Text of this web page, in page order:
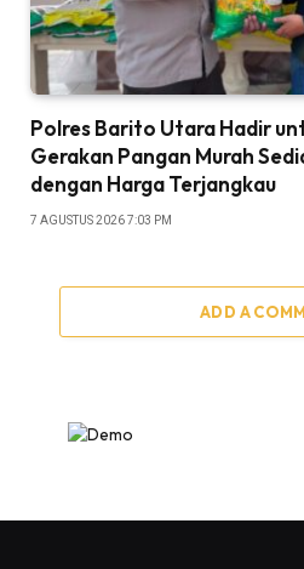
Polres Barito Utara Hadir
Gerakan Pangan Murah
dengan Harga Terjangkau
7 AGUSTUS 2026 7:03 PM
ADD A